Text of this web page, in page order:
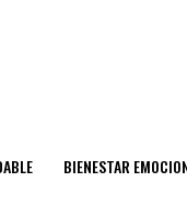
BIENESTAR